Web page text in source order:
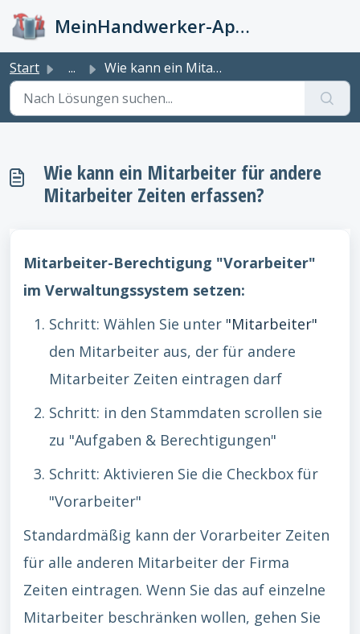
MeinHandwerker-App Info-Kiste
Start ... Wie kann ein Mitarbeiter für andere Mitarbeiter Zeiten er...
Wie kann ein Mitarbeiter für andere
Mitarbeiter Zeiten erfassen?
Mitarbeiter-Berechtigung "Vorarbeiter"
im Verwaltungssystem setzen:
Schritt: Wählen Sie unter "Mitarbeiter"
den Mitarbeiter aus, der für andere
Mitarbeiter Zeiten eintragen darf
Schritt: in den Stammdaten scrollen sie
zu "Aufgaben & Berechtigungen"
Schritt: Aktivieren Sie die Checkbox für
"Vorarbeiter"
Standardmäßig kann der Vorarbeiter Zeiten
für alle anderen Mitarbeiter der Firma
Zeiten eintragen. Wenn Sie das auf einzelne
Mitarbeiter beschränken wollen, gehen Sie